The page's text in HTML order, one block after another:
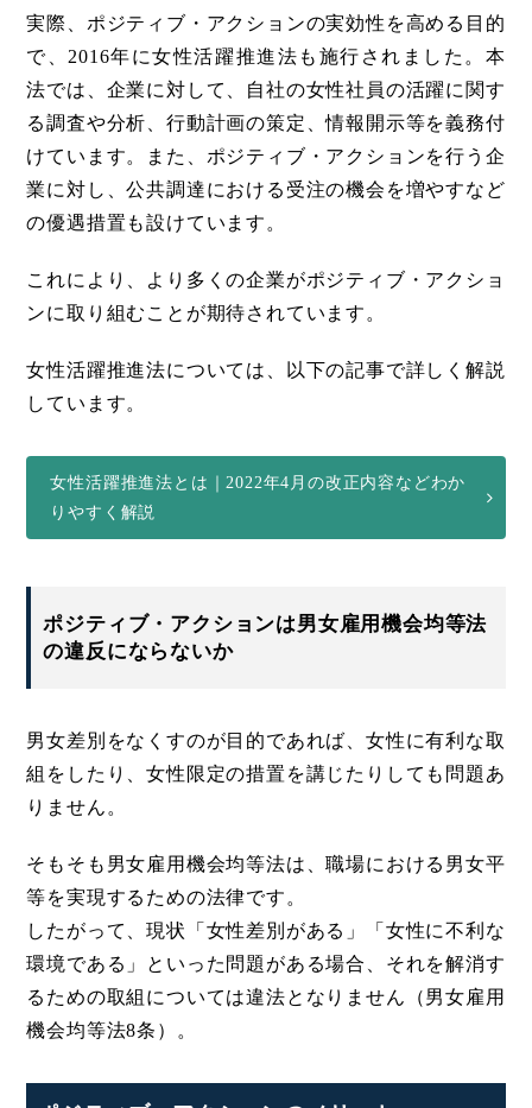
実際、ポジティブ・アクションの実効性を高める目的
で、2016年に女性活躍推進法も施行されました。本
法では、企業に対して、自社の女性社員の活躍に関す
る調査や分析、行動計画の策定、情報開示等を義務付
けています。また、ポジティブ・アクションを行う企
業に対し、公共調達における受注の機会を増やすなど
の優遇措置も設けています。
これにより、より多くの企業がポジティブ・アクショ
ンに取り組むことが期待されています。
女性活躍推進法については、以下の記事で詳しく解説
しています。
女性活躍推進法とは｜2022年4月の改正内容などわか
りやすく解説
ポジティブ・アクションは男女雇用機会均等法
の違反にならないか
男女差別をなくすのが目的であれば、女性に有利な取
組をしたり、女性限定の措置を講じたりしても問題あ
りません。
そもそも男女雇用機会均等法は、職場における男女平
等を実現するための法律です。
したがって、現状「女性差別がある」「女性に不利な
環境である」といった問題がある場合、それを解消す
るための取組については違法となりません（男女雇用
機会均等法8条）。